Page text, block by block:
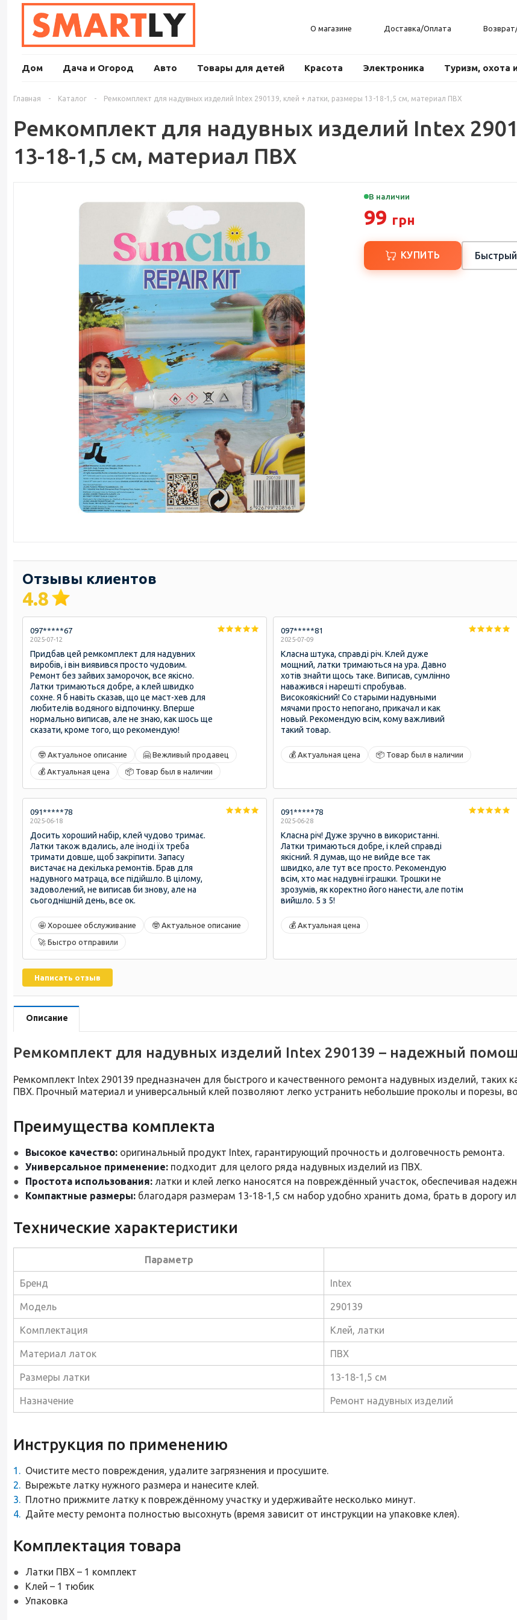
О магазине Доставка/Оплата
Дом Дача и Огород Авто Товары для детей Красота Электроника Туризм, охота
Главная - Каталог - Ремкомплект для надувных изделий Intex 290139, клей + латки, размеры 13-18-1,5 см, материал ПВХ
Ремкомплект для надувных изделий Intex
13-18-1,5 см, материал ПВХ
В наличии
99 грн
КУПИТЬ Быстрый
Отзывы клиентов
4.8
097*****67
2025-07-12
Придбав цей ремкомплект для надувних
виробів, і він виявився просто чудовим.
Ремонт без зайвих заморочок, все якісно.
Латки тримаються добре, а клей швидко
сохне. Я б навіть сказав, що це маст-хев для
любителів водяного відпочинку. Вперше
нормально виписав, але не знаю, как шось ще
сказати, кроме того, що рекомендую!
🤓 Актуальное описание
🤗 Вежливый продавец
💰 Актуальная цена
📦 Товар был в наличии
097*****81
2025-07-09
Класна штука, справдi рiч. Клей дуже
мощний, латки тримаються на ура. Давно
хотiв знайти щось таке. Виписав, сумлiнно
наважився і нарешті спробував.
Високоякісний! Со старыми надувными
мячами просто непогано, прикачал и как
новый. Рекомендую всiм, кому важливий
такий товар.
💰 Актуальная цена 📦 Товар был в наличии
091*****78
2025-06-18
Досить хороший набір, клей чудово тримає.
Латки також вдались, але іноді їх треба
тримати довше, щоб закріпити. Запасу
вистачає на декілька ремонтів. Брав для
надувного матраца, все підійшло. В цілому,
задоволений, не виписав би знову, але на
сьогоднішній день, все ок.
🤩 Хорошее обслуживание
🤓 Актуальное описание
🚀 Быстро отправили
091*****78
2025-06-28
Класна річ! Дуже зручно в використанні.
Латки тримаються добре, і клей справді
якісний. Я думав, що не вийде все так
швидко, але тут все просто. Рекомендую
всім, хто має надувні іграшки. Трошки не
зрозумів, як коректно його нанести, але потім
вийшло. 5 з 5!
💰 Актуальная цена
Написать отзыв
Описание
Ремкомплект для надувных изделий Intex 290139 – надежный
Ремкомплект Intex 290139 предназначен для быстрого и качественного ремонта надувных изделий, таких
ПВХ. Прочный материал и универсальный клей позволяют легко устранить небольшие проколы и порезы,
Преимущества комплекта
Высокое качество: оригинальный продукт Intex, гарантирующий прочность и долговечность ремонта.
Универсальное применение: подходит для целого ряда надувных изделий из ПВХ.
Простота использования: латки и клей легко наносятся на повреждённый участок, обеспечивая
Компактные размеры: благодаря размерам 13-18-1,5 см набор удобно хранить дома, брать в дорогу
Технические характеристики
Параметр
Бренд Intex
Модель 290139
Комплектация Клей, латки
Материал латок ПВХ
Размеры латки 13-18-1,5 см
Назначение Ремонт надувных изделий
Инструкция по применению
Очистите место повреждения, удалите загрязнения и просушите.
Вырежьте латку нужного размера и нанесите клей.
Плотно прижмите латку к повреждённому участку и удерживайте несколько минут.
Дайте месту ремонта полностью высохнуть (время зависит от инструкции на упаковке клея).
Комплектация товара
Латки ПВХ – 1 комплект
Клей – 1 тюбик
Упаковка